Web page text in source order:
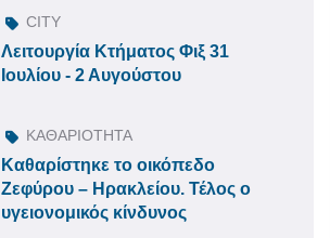
CITY
Λειτουργία Κτήματος Φιξ 31
Ιουλίου - 2 Αυγούστου
ΚΑΘΑΡΙΟΤΗΤΑ
Καθαρίστηκε το οικόπεδο
Ζεφύρου – Ηρακλείου. Τέλος ο
υγειονομικός κίνδυνος